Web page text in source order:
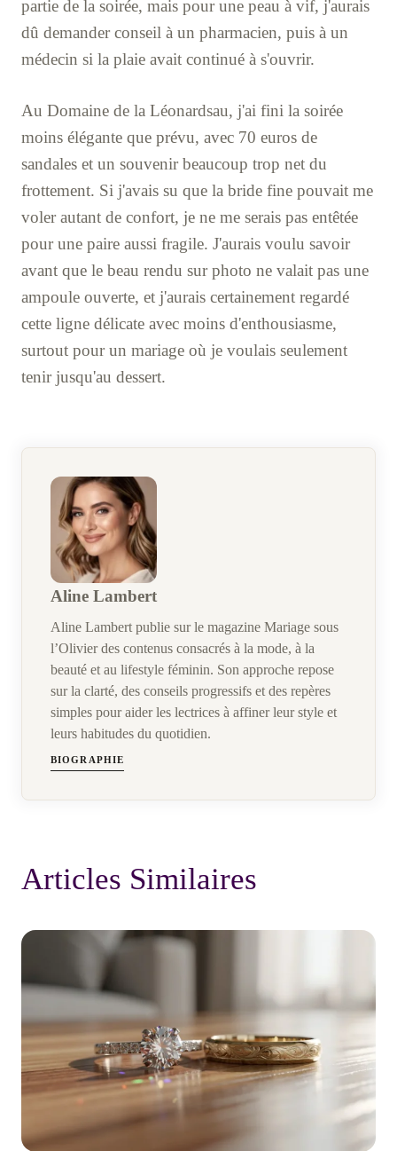
partie de la soirée, mais pour une peau à vif, j'aurais
dû demander conseil à un pharmacien, puis à un
médecin si la plaie avait continué à s'ouvrir.
Au Domaine de la Léonardsau, j'ai fini la soirée
moins élégante que prévu, avec 70 euros de
sandales et un souvenir beaucoup trop net du
frottement. Si j'avais su que la bride fine pouvait me
voler autant de confort, je ne me serais pas entêtée
pour une paire aussi fragile. J'aurais voulu savoir
avant que le beau rendu sur photo ne valait pas une
ampoule ouverte, et j'aurais certainement regardé
cette ligne délicate avec moins d'enthousiasme,
surtout pour un mariage où je voulais seulement
tenir jusqu'au dessert.
Aline Lambert
Aline Lambert publie sur le magazine Mariage sous
l’Olivier des contenus consacrés à la mode, à la
beauté et au lifestyle féminin. Son approche repose
sur la clarté, des conseils progressifs et des repères
simples pour aider les lectrices à affiner leur style et
leurs habitudes du quotidien.
BIOGRAPHIE
Articles Similaires